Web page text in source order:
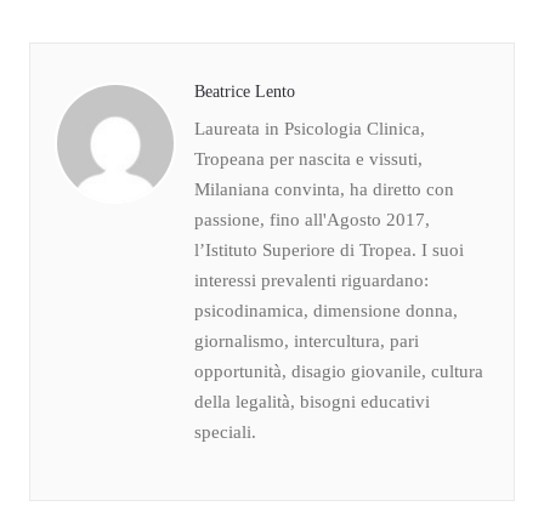
Beatrice Lento
Laureata in Psicologia Clinica,
Tropeana per nascita e vissuti,
Milaniana convinta, ha diretto con
passione, fino all'Agosto 2017,
l’Istituto Superiore di Tropea. I suoi
interessi prevalenti riguardano:
psicodinamica, dimensione donna,
giornalismo, intercultura, pari
opportunità, disagio giovanile, cultura
della legalità, bisogni educativi
speciali.